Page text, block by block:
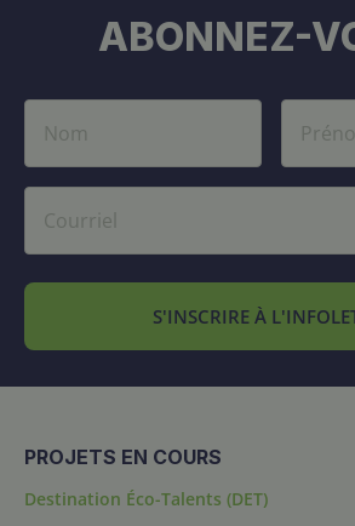
ABONNEZ-
S'INSCRIRE À
PROJETS EN COURS
Destination Éco-Talents (DET)